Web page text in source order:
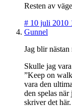
Resten av
# 10 juli 2010
Gunnel
Jag blir
Skulle jag
”Keep on
vara den
den spelas
skriver det här.